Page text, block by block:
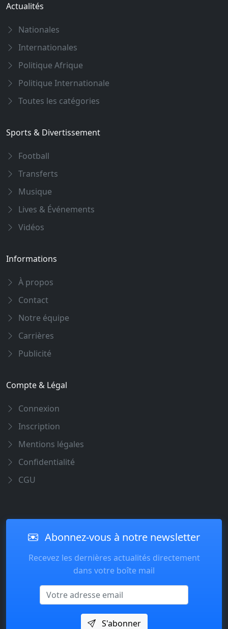
Actualités
Nationales
Internationales
Politique Afrique
Politique Internationale
Toutes les catégories
Sports & Divertissement
Football
Transferts
Musique
Lives & Événements
Vidéos
Informations
À propos
Contact
Notre équipe
Carrières
Publicité
Compte & Légal
Connexion
Inscription
Mentions légales
Confidentialité
CGU
Abonnez-vous à notre newsletter
Recevez les dernières actualités directement
dans votre boîte mail
Email
S'abonner